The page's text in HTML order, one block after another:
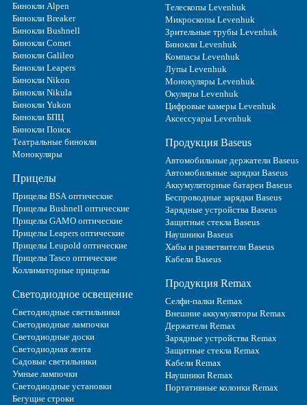
Бинокли Alpen
Бинокли Breaker
Бинокли Bushnell
Бинокли Comet
Бинокли Galileo
Бинокли Leapers
Бинокли Nikon
Бинокли Nikula
Бинокли Yukon
Бинокли БПЦ
Бинокли Поиск
Театральные бинокли
Монокуляры
Прицелы
Прицелы BSA оптические
Прицелы Bushnell оптические
Прицелы GAMO оптические
Прицелы Leapers оптические
Прицелы Leupold оптические
Прицелы Tasco оптические
Коллиматорные прицелы
Светодиодное освещение
Светодиодные светильники
Светодиодные лампочки
Светодиодные доски
Светодиодная лента
Садовые светильники
Умные лампочки
Светодиодные установки
Бегущие строки
Телескопы Levenhuk
Микроскопы Levenhuk
Зрительные трубы Levenhuk
Бинокли Levenhuk
Компасы Levenhuk
Лупы Levenhuk
Монокуляры Levenhuk
Окуляры Levenhuk
Цифровые камеры Levenhuk
Аксессуары Levenhuk
Продукция Baseus
Автомобильные держатели Baseus
Автомобильные зарядки Baseus
Аккумуляторные батареи Baseus
Беспроводные зарядки Baseus
Зарядные устройства Baseus
Защитные стекла Baseus
Наушники Baseus
Хабы и разветвители Baseus
Кабели Baseus
Продукция Remax
Селфи-палки Remax
Внешние аккумуляторы Remax
Держатели Remax
Зарядные устройства Remax
Защитные стекла Remax
Кабели Remax
Наушники Remax
Портативные колонки Remax